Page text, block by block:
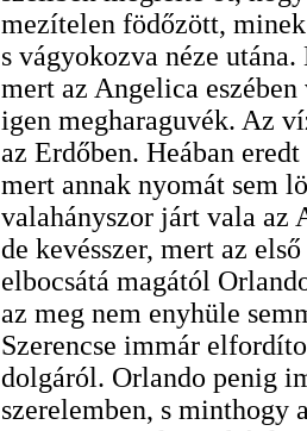
mezítelen födőzött,
s vágyokozva néze
mert az Angelica
igen megharaguvék. Az
az Erdőben. Heában
mert annak nyomát sem
valahányszor járt vala az
de kevésszer, mert az
elbocsátá magától
az meg nem enyhüle
Szerencse immár
dolgáról. Orlando penig
szerelemben, s minthogy